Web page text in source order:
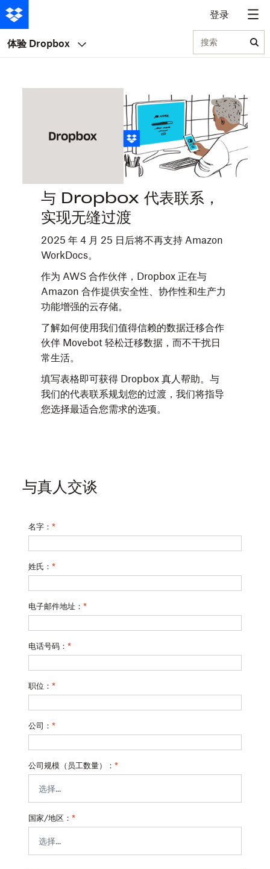
登录
体验 Dropbox 搜索
与 Dropbox 代表联系，
实现无缝过渡
2025 年 4 月 25 日后将不再支持 Amazon
WorkDocs。
作为 AWS 合作伙伴，Dropbox 正在与
Amazon 合作提供安全性、协作性和生产力
功能增强的云存储。
了解如何使用我们值得信赖的数据迁移合作
伙伴 Movebot 轻松迁移数据，而不干扰日
常生活。
填写表格即可获得 Dropbox 真人帮助。与
我们的代表联系规划您的过渡，我们将指导
您选择最适合您需求的选项。
与真人交谈
*
名字：
*
姓氏：
*
电子邮件地址：
*
电话号码：
*
职位：
*
公司：
*
公司规模（员工数量）：
*
国家/地区：